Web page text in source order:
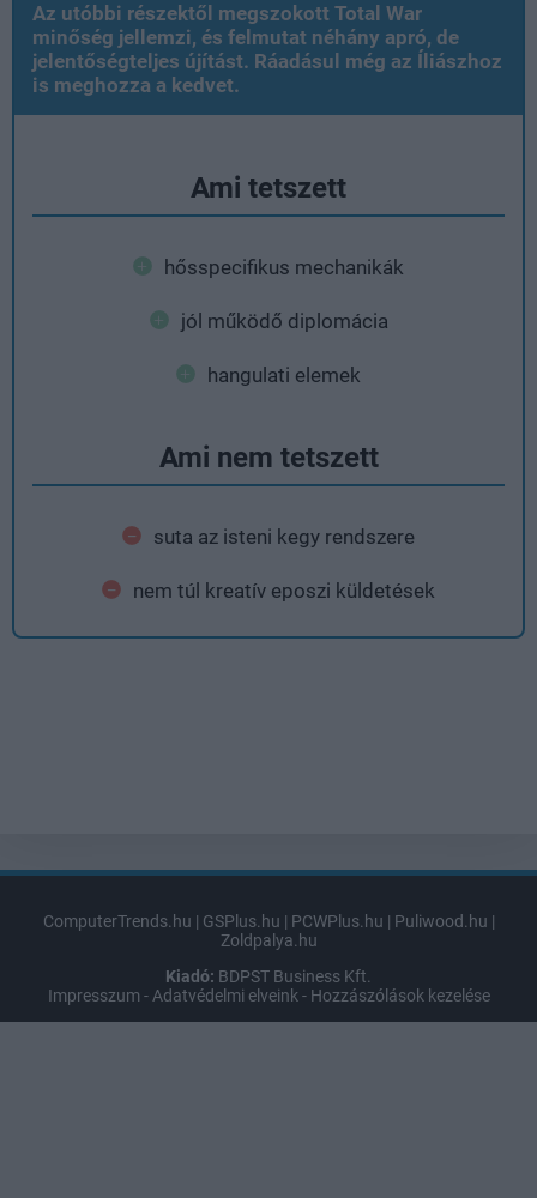
Az utóbbi részektől megszokott Total War
minőség jellemzi, és felmutat néhány apró, de
jelentőségteljes újítást. Ráadásul még az Íliászhoz
is meghozza a kedvet.
Ami tetszett
hősspecifikus mechanikák
jól működő diplomácia
hangulati elemek
Ami nem tetszett
suta az isteni kegy rendszere
nem túl kreatív eposzi küldetések
ComputerTrends.hu | GSPlus.hu | PCWPlus.hu | Puliwood.hu |
Zoldpalya.hu
Kiadó: BDPST Business Kft.
Impresszum - Adatvédelmi elveink - Hozzászólások kezelése